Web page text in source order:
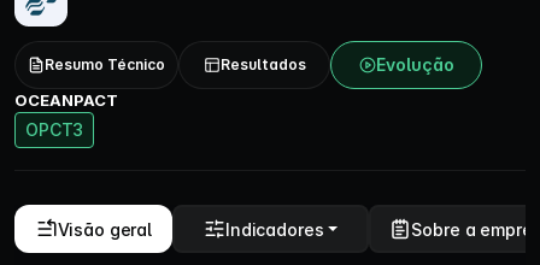
Resumo Técnico Resultados Evolução
OCEANPACT
OPCT3
Visão geral Indicadores Sobre a